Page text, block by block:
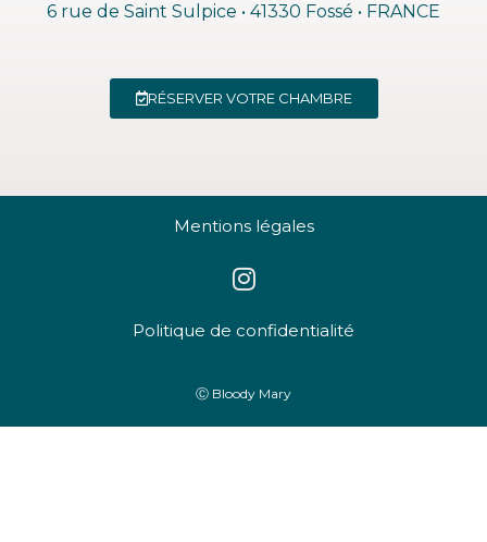
6 rue de Saint Sulpice • 41330 Fossé • FRANCE
RÉSERVER VOTRE CHAMBRE
Mentions légales
Politique de confidentialité
Ⓒ Bloody Mary